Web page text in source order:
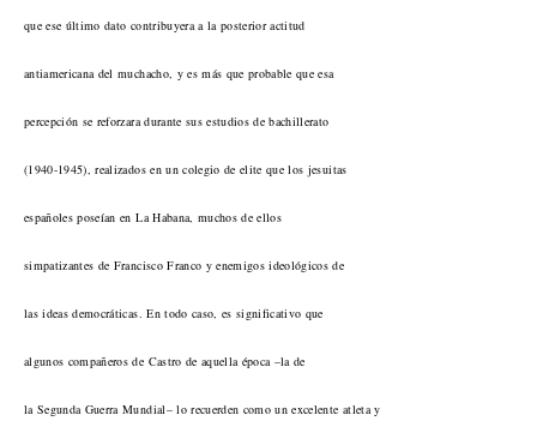
que ese último dato contribuyera a la posterior actitud
antiamericana del muchacho, y es más que probable que esa
percepción se reforzara durante sus estudios de bachillerato
(1940-1945), realizados en un colegio de elite que los jesuitas
españoles poseían en La Habana, muchos de ellos
simpatizantes de Francisco Franco y enemigos ideológicos de
las ideas democráticas. En todo caso, es significativo que
algunos compañeros de Castro de aquella época –la de
la Segunda Guerra Mundial– lo recuerden como un excelente atleta y